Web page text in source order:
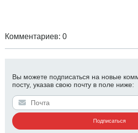
Комментариев: 0
Вы можете подписаться на новые
посту, указав свою почту в поле ниже: